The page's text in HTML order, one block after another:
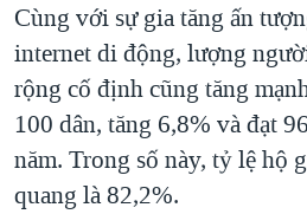
Cùng với sự gia tăng ấn
internet di động, lượng
rộng cố định cũng tăng
100 dân, tăng 6,8% và đạt
năm. Trong số này, tỷ lệ hộ
quang là 82,2%.